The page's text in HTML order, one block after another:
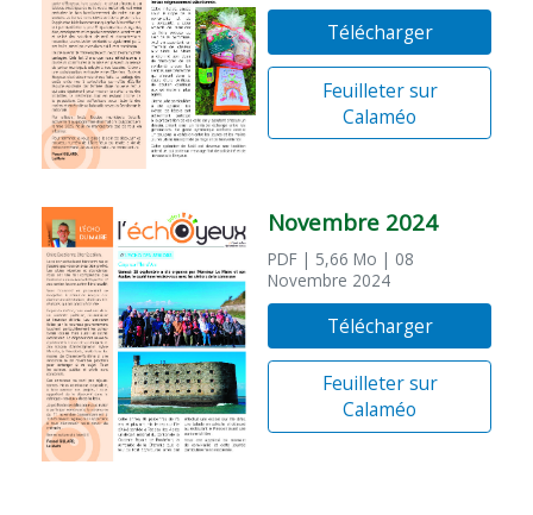
Télécharger
Feuilleter sur
Calaméo
Novembre 2024
PDF | 5,66 Mo | 08
Novembre 2024
Télécharger
Feuilleter sur
Calaméo